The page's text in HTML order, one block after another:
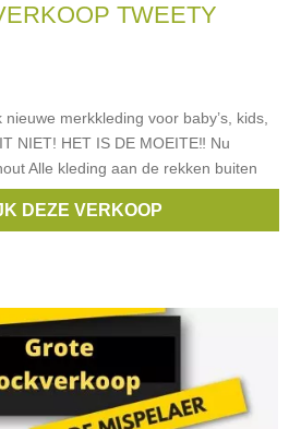
TWEETY
merkkleding voor baby’s, kids,
NIET! HET IS DE MOEITE‼️ Nu
Alle kleding aan de rekken buiten
,Name it,Bla Bla Bla
DEZE VERKOOP